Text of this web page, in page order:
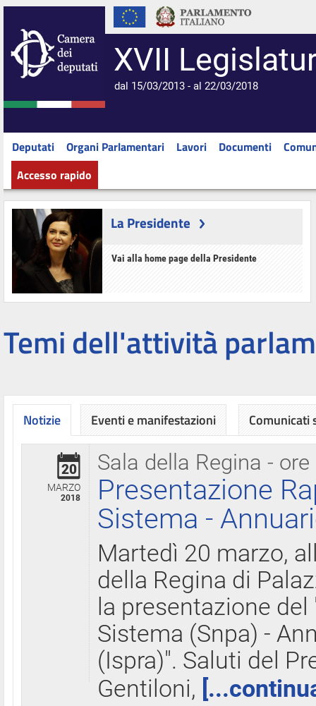
XVII
dal 15/03/2013 - al 22/03/2018
Deputati Organi Parlamentari Lavori Documenti
Accesso rapido
La Presidente
Vai alla home page della Presidente
Temi dell'attività
Notizie
Sala della Regina - ore
20
MARZO
2018
Presentazione
Sistema -
Martedì 20 marzo,
della Regina di
la presentazione
Sistema (Snpa) -
(Ispra)". Saluti del
Gentiloni,
Eventi e manifestazioni Comunicati